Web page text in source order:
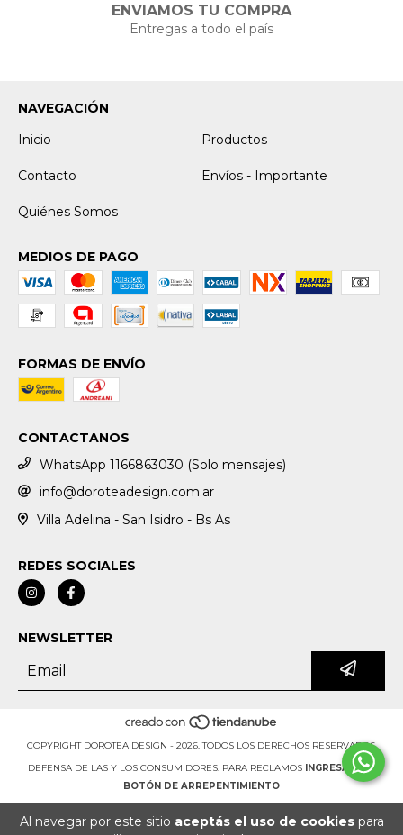
Al navegar por este sitio aceptás el uso de cookiespara
ENVIAMOS TU COMPRA
Entregas a todo el país
NAVEGACIÓN
Inicio
Productos
Contacto Envíos - Importante
Quiénes Somos
MEDIOS DE PAGO
FORMAS DE ENVÍO
CONTACTANOS
WhatsApp 1166863030 (Solo mensajes)
info@doroteadesign.com.ar
Villa Adelina - San Isidro - Bs As
REDES SOCIALES
NEWSLETTER
COPYRIGHT DOROTEA DESIGN - 2026. TODOS LOS DERECHOS RESERVADOS.
DEFENSA DE LAS Y LOS CONSUMIDORES. PARA RECLAMOS
INGRESÁ ACÁ.
BOTÓN DE ARREPENTIMIENTO